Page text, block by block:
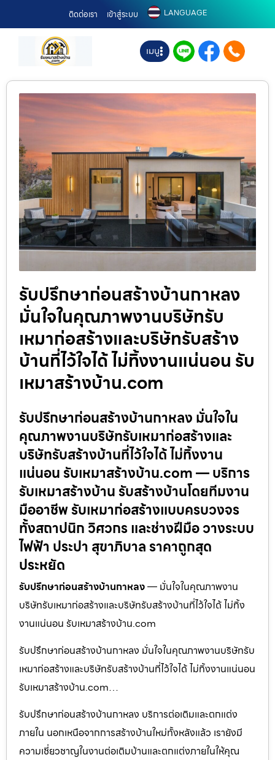
ติดต่อเรา เข้าสู่ระบบ LANGUAGE
เมนู
รับปรึกษาก่อนสร้างบ้านกาหลง
มั่นใจในคุณภาพงานบริษัทรับ
เหมาก่อสร้างและบริษัทรับสร้าง
บ้านที่ไว้ใจได้ ไม่ทิ้งงานแน่นอน รับ
เหมาสร้างบ้าน.com
รับปรึกษาก่อนสร้างบ้านกาหลง มั่นใจใน
คุณภาพงานบริษัทรับเหมาก่อสร้างและ
บริษัทรับสร้างบ้านที่ไว้ใจได้ ไม่ทิ้งงาน
แน่นอน รับเหมาสร้างบ้าน.com — บริการ
รับเหมาสร้างบ้าน รับสร้างบ้านโดยทีมงาน
มืออาชีพ รับเหมาก่อสร้างแบบครบวงจร
ทั้งสถาปนิก วิศวกร และช่างฝีมือ วางระบบ
ไฟฟ้า ประปา สุขาภิบาล ราคาถูกสุด
ประหยัด
รับปรึกษาก่อนสร้างบ้านกาหลง— มั่นใจในคุณภาพงาน
บริษัทรับเหมาก่อสร้างและบริษัทรับสร้างบ้านที่ไว้ใจได้ ไม่ทิ้ง
งานแน่นอน รับเหมาสร้างบ้าน.com
รับปรึกษาก่อนสร้างบ้านกาหลง มั่นใจในคุณภาพงานบริษัทรับ
เหมาก่อสร้างและบริษัทรับสร้างบ้านที่ไว้ใจได้ ไม่ทิ้งงานแน่นอน
รับเหมาสร้างบ้าน.com…
รับปรึกษาก่อนสร้างบ้านกาหลง บริการต่อเติมและตกแต่ง
ภายใน นอกเหนือจากการสร้างบ้านใหม่ทั้งหลังแล้ว เรายังมี
ความเชี่ยวชาญในงานต่อเติมบ้านและตกแต่งภายในให้คุณ